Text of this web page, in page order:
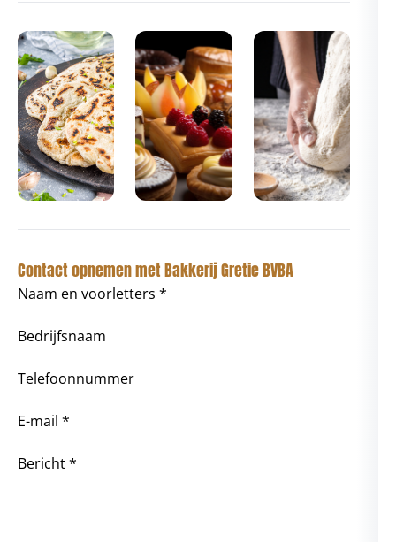
Contact opnemen met Bakkerij Gretie BVBA
Naam en voorletters *
Bedrijfsnaam
Telefoonnummer
E-mail *
Bericht *